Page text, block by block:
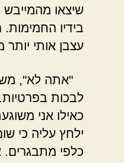
שיצאו
בידיו
עצבן אותי יותר
"אתה לא",
לבכות
כאילו אני
ילחץ עליה כי
כלפי מתבגרים.